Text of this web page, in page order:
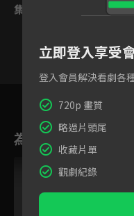
集數列表
為您推薦
立即登入享受
登入會員解決看劇各
720p 畫質
略過片頭尾
收藏片單
觀劇紀錄